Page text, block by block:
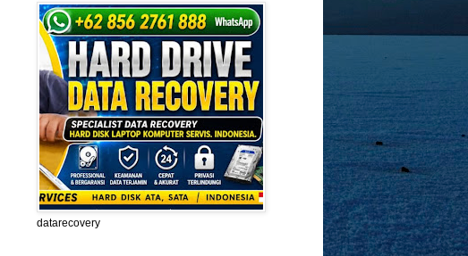
datarecovery